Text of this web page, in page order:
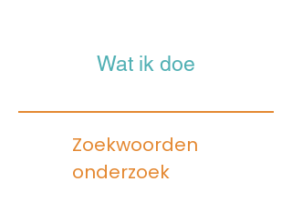
Wat ik doe
Zoekwoorden
onderzoek